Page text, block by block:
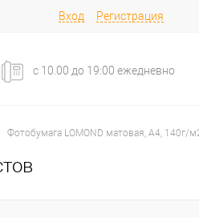
Вход Регистрация
с 10.00 до 19:00 ежедневно
Фотобумага LOMOND матовая, А4, 140г/